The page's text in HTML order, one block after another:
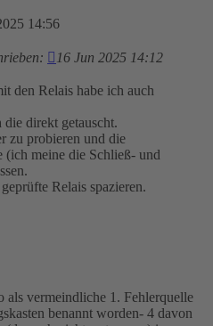
14:56
16 Jun 2025 14:12
den Relais habe ich auch
direkt getauscht.
zu probieren und die
(ich meine die Schließ- und
Relais spazieren.
als vermeindliche 1. Fehlerquelle
benannt worden- 4 davon